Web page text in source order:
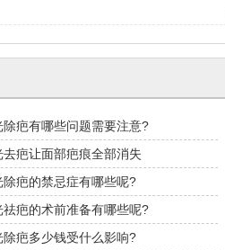
除疤有哪些问题需要注意?
去疤让面部疤痕全部消失
除疤的禁忌症有哪些呢?
祛疤的术前准备有哪些呢?
除疤多少钱受什么影响?